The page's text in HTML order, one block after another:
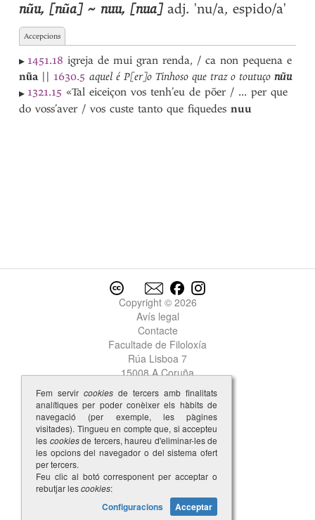
natura
natural
natural2
natureza
Navarra
navarro
nave
nelo
nembrada
nembrado1
nembrado
nembrar
nembro
nemiga
nũu,[nũa] ~ nuu,[nua] adj. 'nu/a, espido/a'
Accepcions
▸ 1451.18 igreja de mui gran renda, / ca non pequena e
nũa || 1630.5 aquel é P[er]o Tinhoso que traz o toutuçonũu
▸ 1321.15 «Tal eiceiçon vos tenh’eu de põer / ... per que
do voss’aver / vos custe tanto que fiquedesnuu
Copyright © 2026
Avís legal
Contacte
Facultade de Filoloxía
Rúa Lisboa 7
15008 A Coruña
Fem servir cookies de tercers amb finalitats
analítiques per poder conèixer els hàbits de
navegació (per exemple, les pàgines
visitades). Tingueu en compte que, si accepteu
les cookiesde tercers, haureu d'eliminar-les de
les opcions del navegador o del sistema ofert
per tercers.
Feu clic al botó corresponent per acceptar o
rebutjar lescookies:
Configuracions Acceptar